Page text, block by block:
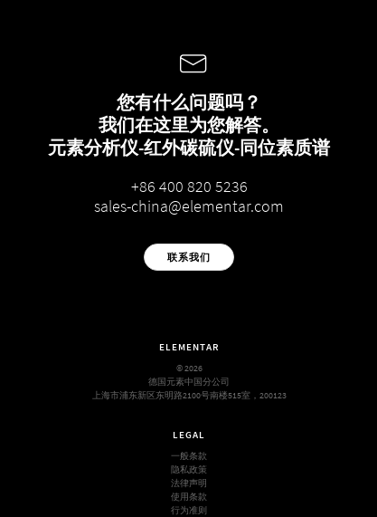
您有什么问题吗？
我们在这里为您解答。
元素分析仪-红外碳硫仪-同位素质谱
+86 400 820 5236
sales-china@elementar.com
联系我们
ELEMENTAR
© 2026
德国元素中国分公司
上海市浦东新区东明路2100号南楼515室，200123
LEGAL
一般条款
隐私政策
法律声明
使用条款
行为准则